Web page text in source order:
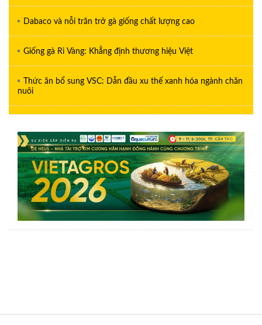
Dabaco và nỗi trăn trở gà giống chất lượng cao
Giống gà Ri Vàng: Khẳng định thương hiệu Việt
Thức ăn bổ sung VSC: Dẫn đầu xu thế xanh hóa ngành chăn
nuôi